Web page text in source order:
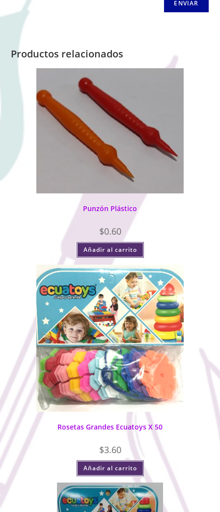
Productos relacionados
Punzón Plástico
$0.60
Añadir al carrito
Rosetas Grandes Ecuatoys X 50
$3.60
Añadir al carrito